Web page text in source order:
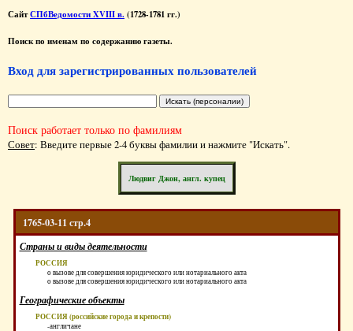
СайтСПбВедомости XVIII в. (1728-1781 гг.)
Поиск по именам по содержанию газеты.
Вход для зарегистрированных пользователей
Поиск работает только по фамилиям
Совет: Введите первые 2-4 буквы фамилии и нажмите "Искать".
Людвиг Джон, англ. купец
1765-03-11 стр.4
Страны и виды деятельности
РОССИЯ
о вызове для совершения юридического или нотариального акта
о вызове для совершения юридического или нотариального акта
Географические объекты
РОССИЯ (российские города и крепости)
-англичане